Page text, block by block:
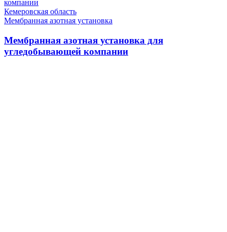
Кемеровская область
Мембранная азотная установка
Мембранная азотная установка для
угледобывающей компании